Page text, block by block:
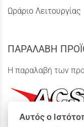
Ωράριο Λειτουργίας
ΠΑΡΑΛΑΒΗ
Η παραλαβή των
Αυτός ο